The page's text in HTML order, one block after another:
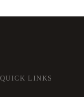
QUICK LINKS